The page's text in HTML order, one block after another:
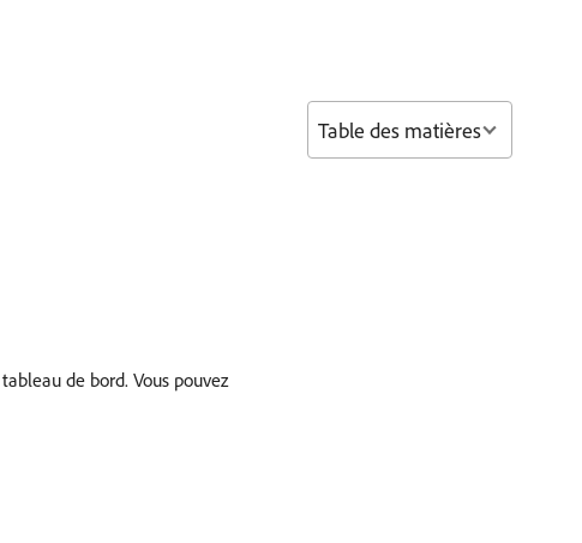
de bord. Vous pouvez
Table des matières